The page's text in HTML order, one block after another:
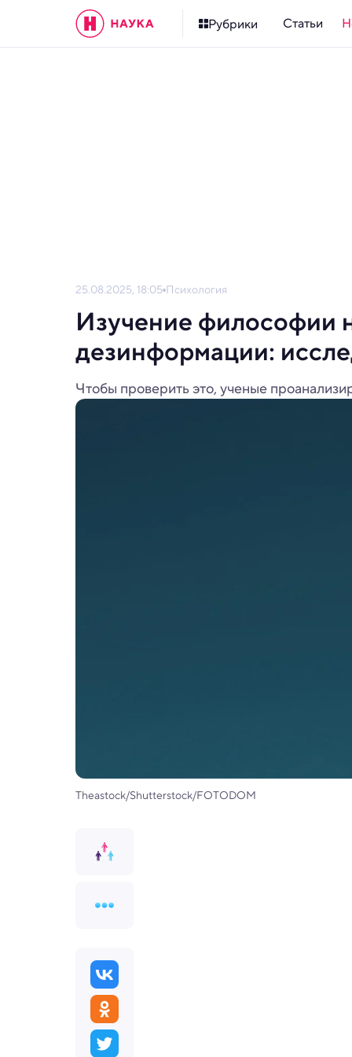
Рубрики Статьи
25.08.2025, 18:05 Психология
Изучение философии
дезинформации:
Чтобы проверить это, ученые
Theastock/Shutterstock/FOTODOM